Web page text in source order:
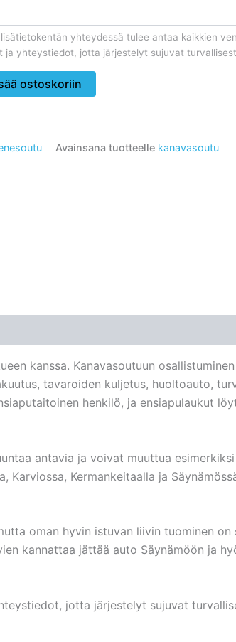
yhteydessä tulee antaa kaikkien
ja yhteystiedot, jotta järjestelyt sujuvat
ostoskoriin
Avainsana tuotteelle kanavasoutu
kanssa. Kanavasoutuun
tavaroiden kuljetus, huoltoauto,
henkilö, ja ensiapulaukut
antavia ja voivat muuttua
Karviossa, Kermankeitaalla ja
oman hyvin istuvan liivin tuominen on
kannattaa jättää auto Säynämöön ja
jotta järjestelyt sujuvat